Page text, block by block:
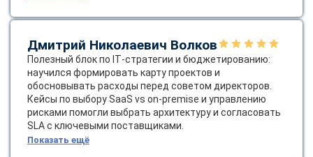
Дмитрий Николаевич Волков
Полезный блок по IT‑стратегии и бюджетированию:
научился формировать карту проектов и
обосновывать расходы перед советом директоров.
Кейсы по выбору SaaS vs on‑premise и управлению
рисками помогли выбрать архитектуру и согласовать
SLA с ключевыми поставщиками.
Показать ещё